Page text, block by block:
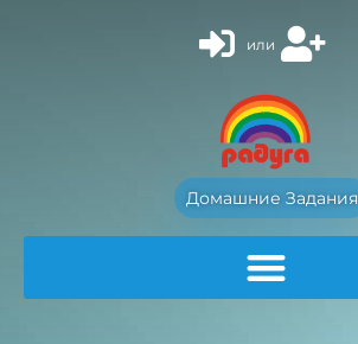
или
Домашние Задания